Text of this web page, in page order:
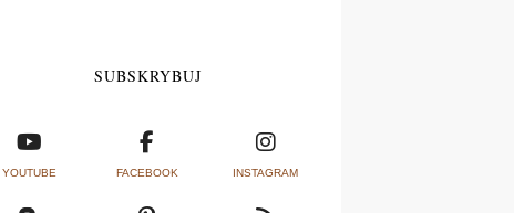
SUBSKRYBUJ
YOUTUBE FACEBOOK INSTAGRAM